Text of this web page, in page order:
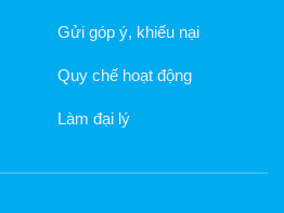
Gửi góp ý, khiếu nại
Quy chế hoạt động
Làm đại lý